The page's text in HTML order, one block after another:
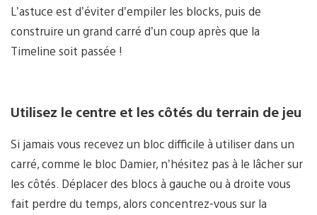
L’astuce est d’éviter d’empiler les blocks, puis de
construire un grand carré d’un coup après que la
Timeline soit passée !
Utilisez le centre et les côtés du terrain de jeu
Si jamais vous recevez un bloc difficile à utiliser dans un
carré, comme le bloc Damier, n’hésitez pas à le lâcher sur
les côtés. Déplacer des blocs à gauche ou à droite vous
fait perdre du temps, alors concentrez-vous sur la